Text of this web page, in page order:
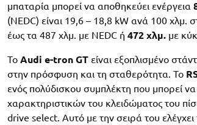
μπαταρία μπορεί να αποθηκεύει ενέργεια
(NEDC) είναι 19,6 – 18,8 kW ανά 100
έως τα 487 χλμ. με NEDC ή 472 χλμ. με
Το Audi e-tron GT είναι εξοπλισμένο
στην πρόσφυση και τη σταθερότητα. Το
ενός πολύδισκου συμπλέκτη που μπορεί
χαρακτηριστικών του κλειδώματος του
drive select. Αυτό με την σειρά του